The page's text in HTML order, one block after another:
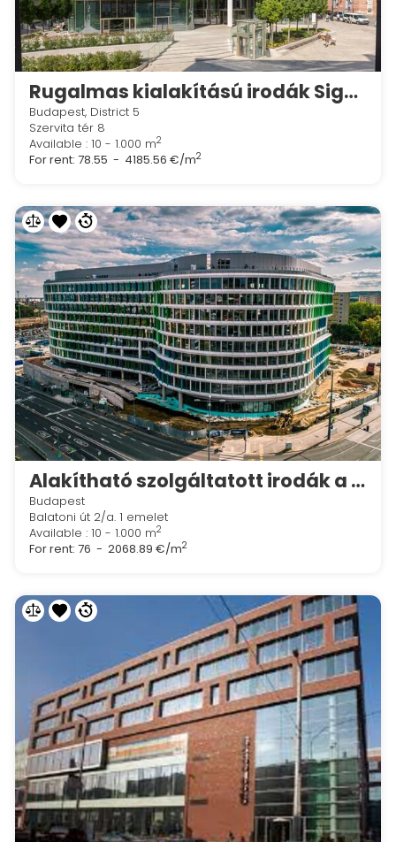
Rugalmas kialakítású irodák Signature Szervita Square 8
Budapest, District 5
Szervita tér 8
Available : 10 - 1.000 m2
For rent: 78.55 - 4185.56 €/m2
Alakítható szolgáltatott irodák a Regus Budapest Oneban
Budapest
Balatoni út 2/a. 1 emelet
Available : 10 - 1.000 m2
For rent: 76 - 2068.89 €/m2